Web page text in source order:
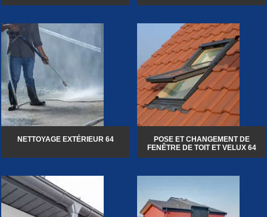
NETTOYAGE EXTÉRIEUR 64
POSE ET CHANGEMENT DE
FENÊTRE DE TOIT ET VELUX 64